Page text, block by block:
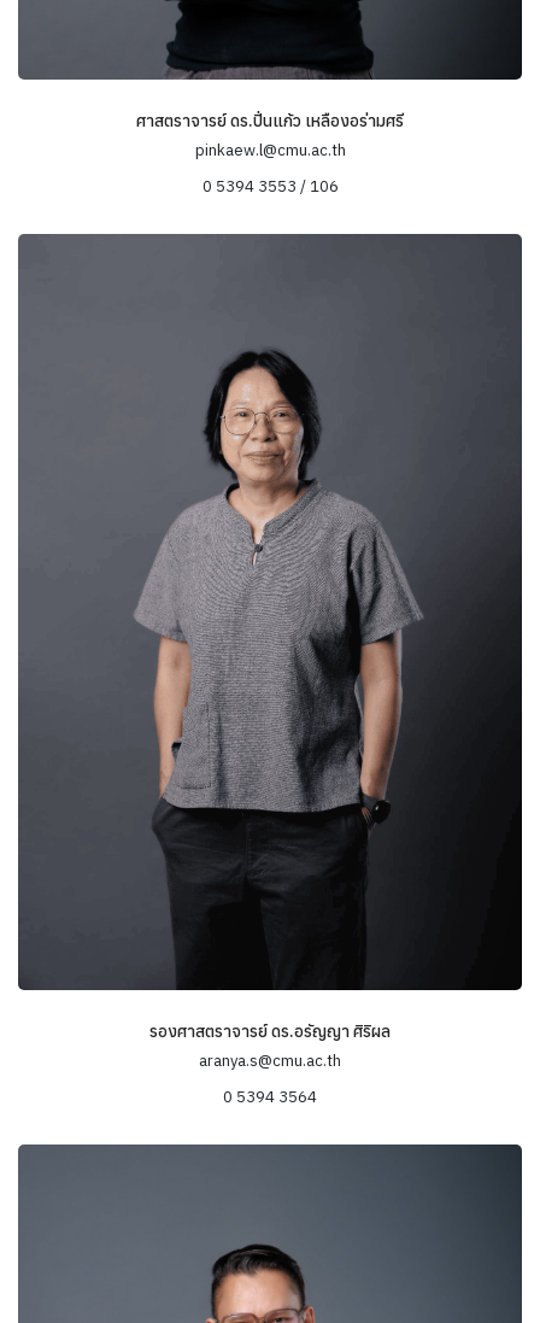
ศาสตราจารย์ ดร.ปิ่นแก้ว เหลืองอร่ามศรี
pinkaew.l@cmu.ac.th
0 5394 3553 / 106
ข้อมูลความเชี่ยวชาญ
รองศาสตราจารย์ ดร.อรัญญา ศิริผล
aranya.s@cmu.ac.th
0 5394 3564